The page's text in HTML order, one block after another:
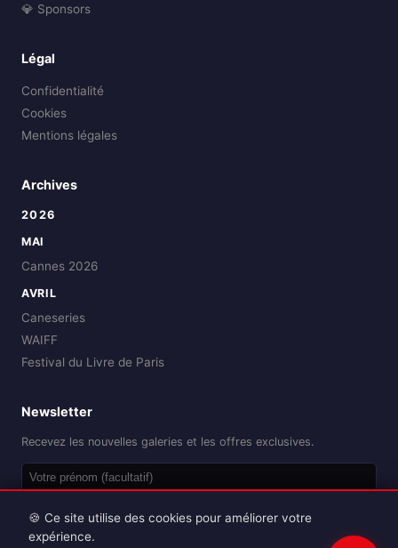
💎 Sponsors
Légal
Confidentialité
Cookies
Mentions légales
Archives
2026
MAI
Cannes 2026
AVRIL
Caneseries
WAIFF
Festival du Livre de Paris
Newsletter
Recevez les nouvelles galeries et les offres exclusives.
🍪 Ce site utilise des cookies pour améliorer votre
expérience.